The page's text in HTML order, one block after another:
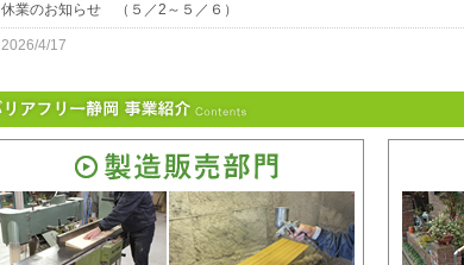
休業のお知らせ （５／2～５／６）
2026/4/17
2026/4/17
福祉用具購入時届出コードの検索が簡単になりました。
簡易トイレ用吸収シート 生産終了のお知らせ
2025/12/25